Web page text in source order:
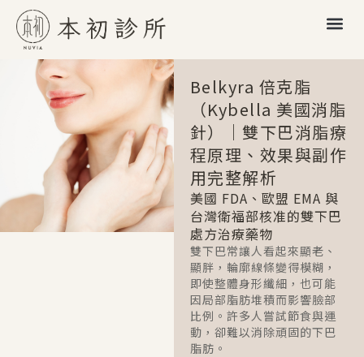
Belkyra 倍克脂
（Kybella 美國消脂
針）｜雙下巴消脂療
程原理、效果與副作
用完整解析
美國 FDA、歐盟 EMA 與
台灣衛福部核准的雙下巴
處方治療藥物
雙下巴常讓人看起來顯老、
顯胖，輪廓線條變得模糊，
即使整體身形纖細，也可能
因局部脂肪堆積而影響臉部
比例。許多人嘗試節食與運
動，卻難以消除頑固的下巴
脂肪。